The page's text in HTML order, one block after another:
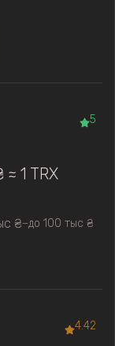
5
≈ 1 TRX
₴—до 100 тыс ₴
4.42